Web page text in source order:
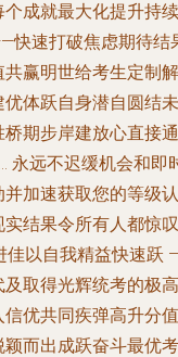
成就最大化提升持续
快速打破焦虑期待结
赢明世给考生定制解
体跃自身潜自圆结未
期步岸建放心直接通
永远不迟缓机会和即
加速获取您的等级认
结果令所有人都惊叹
佳以自我精益快速跃
取得光辉统考的极高
优共同疾弹高升分值
而出成跃奋斗最优考